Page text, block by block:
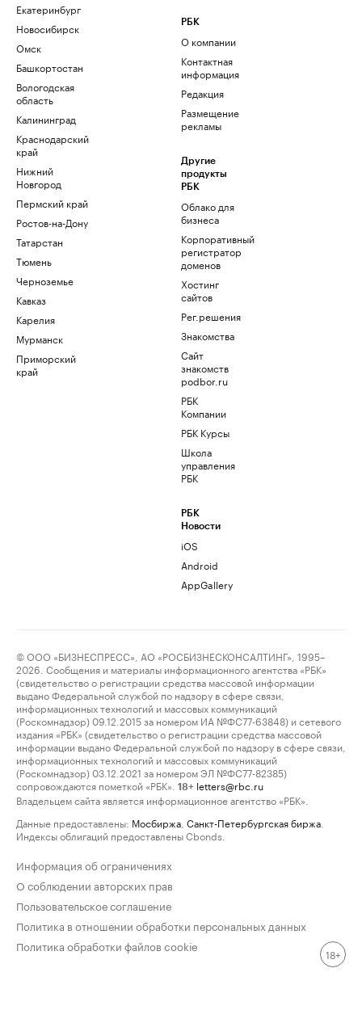
Екатеринбург
Новосибирск
Омск
Башкортостан
Вологодская
область
Калининград
Краснодарский
край
Нижний
Новгород
Пермский край
Ростов-на-Дону
Татарстан
Тюмень
Черноземье
Кавказ
Карелия
Мурманск
Приморский
край
РБК
О компании
Контактная
информация
Редакция
Размещение
рекламы
Другие
продукты
РБК
Облако для
бизнеса
Корпоративный
регистратор
доменов
Хостинг
сайтов
Рег.решения
Знакомства
Сайт
знакомств
podbor.ru
РБК
Компании
РБК Курсы
Школа
управления
РБК
РБК
Новости
iOS
Android
AppGallery
© ООО «БИЗНЕСПРЕСС», АО «РОСБИЗНЕСКОНСАЛТИНГ», 1995–
2026. Сообщения и материалы информационного агентства «РБК»
(свидетельство о регистрации средства массовой информации
выдано Федеральной службой по надзору в сфере связи,
информационных технологий и массовых коммуникаций
(Роскомнадзор) 09.12.2015 за номером ИА №ФС77-63848) и сетевого
издания «РБК» (свидетельство о регистрации средства массовой
информации выдано Федеральной службой по надзору в сфере связи,
информационных технологий и массовых коммуникаций
(Роскомнадзор) 03.12.2021 за номером ЭЛ №ФС77-82385)
сопровождаются пометкой «РБК».
18+ letters@rbc.ru
Владельцем сайта является информационное агентство «РБК».
Данные предоставлены: Мосбиржа Санкт-Петербургская биржа
Индексы облигаций предоставлены Cbonds.
Информация об ограничениях
О соблюдении авторских прав
Пользовательское соглашение
Политика в отношении обработки персональных данных
Политика обработки файлов cookie
18+